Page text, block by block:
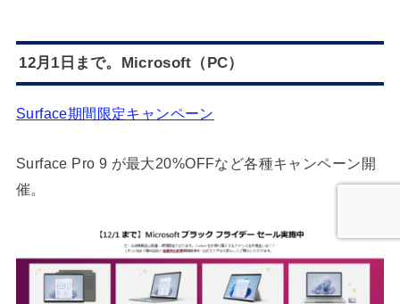
12月1日まで。Microsoft（PC）
Surface期間限定キャンペーン
Surface Pro 9 が最大20%OFFなど各種キャンペーン開
催。